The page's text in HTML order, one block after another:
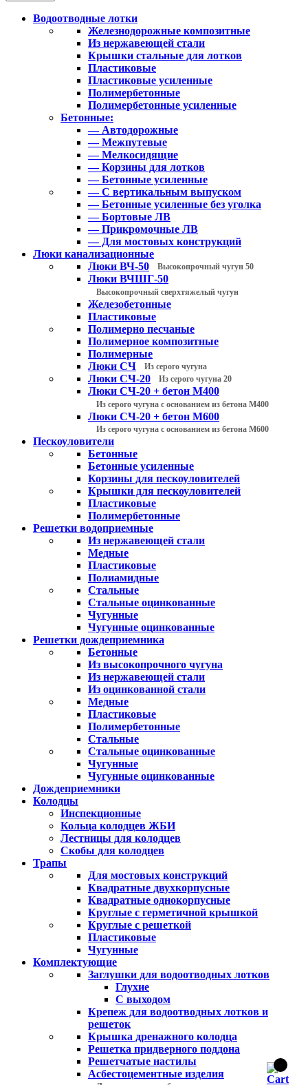
Водоотводные лотки
Железнодорожные композитные
Из нержавеющей стали
Крышки стальные для лотков
Пластиковые
Пластиковые усиленные
Полимербетонные
Полимербетонные усиленные
Бетонные:
— Автодорожные
— Межпутевые
— Мелкосидящие
— Корзины для лотков
— Бетонные усиленные
— С вертикальным выпуском
— Бетонные усиленные без уголка
— Бортовые ЛВ
— Прикромочные ЛВ
— Для мостовых конструкций
Люки канализационные
Люки ВЧ-50
Высокопрочный чугун 50
Люки ВЧШГ-50
Высокопрочный сверхтяжелый чугун
Железобетонные
Пластиковые
Полимерно песчаные
Полимерное композитные
Полимерные
Люки СЧ
Из серого чугуна
Люки СЧ-20 Из серого чугуна 20
Люки СЧ-20 + бетон М400
Из серого чугуна с основанием из бетона М400
Люки СЧ-20 + бетон М600
Из серого чугуна с основанием из бетона М600
Пескоуловители
Бетонные
Бетонные усиленные
Корзины для пескоуловителей
Крышки для пескоуловителей
Пластиковые
Полимербетонные
Решетки водоприемные
Из нержавеющей стали
Медные
Пластиковые
Полиамидные
Стальные
Стальные оцинкованные
Чугунные
Чугунные оцинкованные
Решетки дождеприемника
Бетонные
Из высокопрочного чугуна
Из нержавеющей стали
Из оцинкованной стали
Медные
Пластиковые
Полимербетонные
Стальные
Стальные оцинкованные
Чугунные
Чугунные оцинкованные
Дождеприемники
Колодцы
Инспекционные
Кольца колодцев ЖБИ
Лестницы для колодцев
Скобы для колодцев
Трапы
Для мостовых конструкций
Квадратные двухкорпусные
Квадратные однокорпусные
Круглые с герметичной крышкой
Круглые с решеткой
Пластиковые
Чугунные
Комплектующие
Заглушки для водоотводных лотков
Глухие
С выходом
Крепеж для водоотводных лотков и
решеток
Крышка дренажного колодца
Решетка придверного поддона
Решетчатые настилы
Асбестоцементные изделия